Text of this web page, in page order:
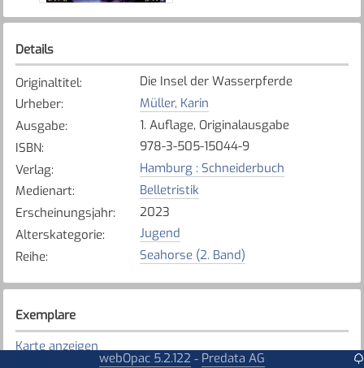
Details
Originaltitel:
Die Insel der Wasserpferde
Urheber:
Müller, Karin
Ausgabe:
1. Auflage, Originalausgabe
ISBN:
978-3-505-15044-9
Verlag:
Hamburg : Schneiderbuch
Medienart:
Belletristik
Erscheinungsjahr:
2023
Alterskategorie:
Jugend
Reihe: Seahorse (2. Band)
Exemplare
Karte anzeigen
webOpac 5.2.122 - Predata AG